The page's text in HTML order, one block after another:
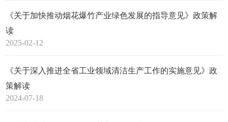
《关于加快推动烟花爆竹产业绿色发展的指导意见》政策解
读
2025-02-12
《关于深入推进全省工业领域清洁生产工作的实施意见》政
策解读
2024-07-18